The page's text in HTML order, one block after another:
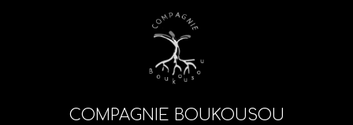
COMPAGNIE BOUKOUSOU